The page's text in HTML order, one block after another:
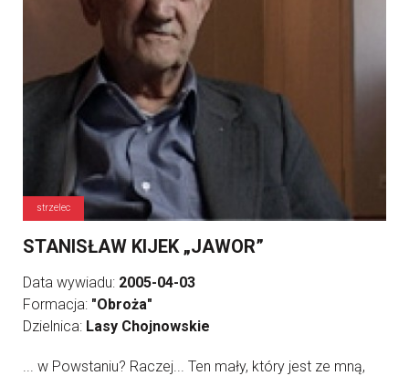
strzelec
STANISŁAW KIJEK „JAWOR”
Data wywiadu: 2005-04-03
Formacja: "Obroża"
Dzielnica: Lasy Chojnowskie
... w Powstaniu? Raczej... Ten mały, który jest ze mną,